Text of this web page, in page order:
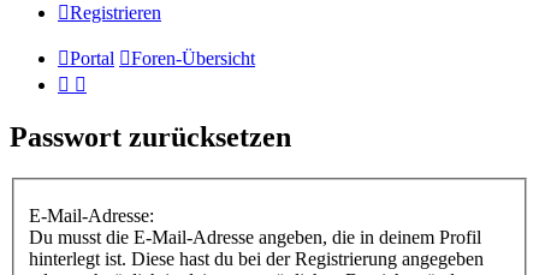
Registrieren
Portal Foren-Übersicht
Passwort zurücksetzen
E-Mail-Adresse:
Du musst die E-Mail-Adresse angeben, die in deinem Profil
hinterlegt ist. Diese hast du bei der Registrierung angegeben